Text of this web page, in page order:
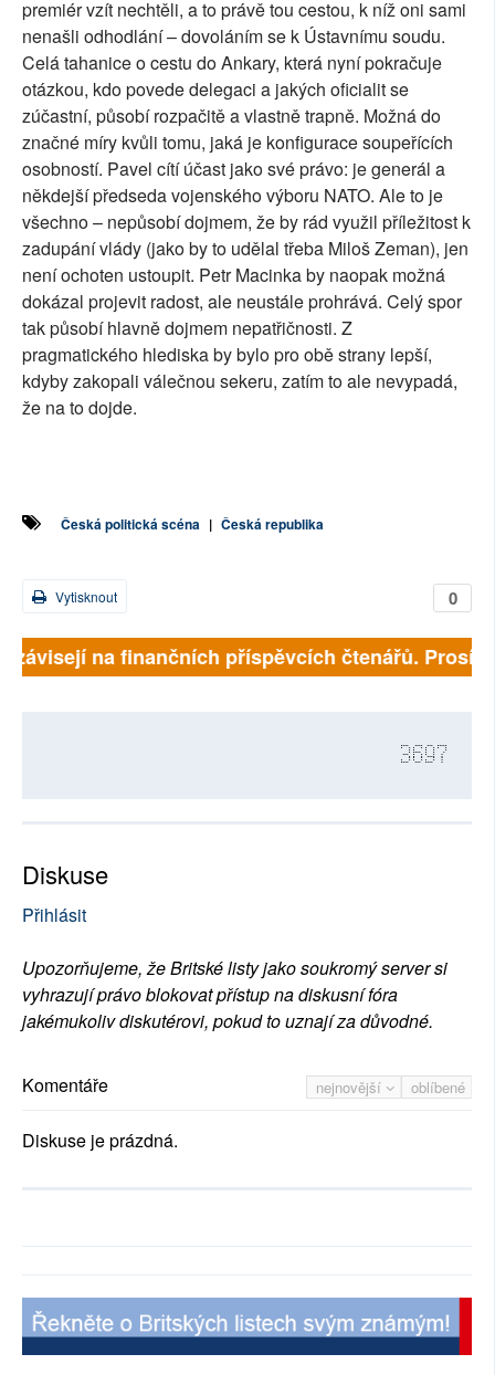
premiér vzít nechtěli, a to právě tou cestou, k níž oni sami
nenašli odhodlání – dovoláním se k Ústavnímu soudu.
Celá tahanice o cestu do Ankary, která nyní pokračuje
otázkou, kdo povede delegaci a jakých oficialit se
zúčastní, působí rozpačitě a vlastně trapně. Možná do
značné míry kvůli tomu, jaká je konfigurace soupeřících
osobností. Pavel cítí účast jako své právo: je generál a
někdejší předseda vojenského výboru NATO. Ale to je
všechno – nepůsobí dojmem, že by rád využil příležitost k
zadupání vlády (jako by to udělal třeba Miloš Zeman), jen
není ochoten ustoupit. Petr Macinka by naopak možná
dokázal projevit radost, ale neustále prohrává. Celý spor
tak působí hlavně dojmem nepatřičnosti. Z
pragmatického hlediska by bylo pro obě strany lepší,
kdyby zakopali válečnou sekeru, zatím to ale nevypadá,
že na to dojde.
Česká politická scéna | Česká republika
0
Vytisknout
na finančních příspěvcích čtenářů.
3697
Diskuse
Přihlásit
Upozorňujeme, že Britské listy jako soukromý server si
vyhrazují právo blokovat přístup na diskusní fóra
jakémukoliv diskutérovi, pokud to uznají za důvodné.
nejnovější oblíbené
Komentáře
Diskuse je prázdná.